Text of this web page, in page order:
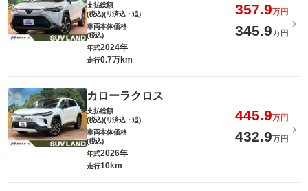
支払総額
(税込)(リ済込・追)
357.9万円
車両本体価格
(税込)
345.9万円
年式2024年
走行0.7万km
カローラクロス
支払総額
(税込)(リ済込・追)
445.9万円
車両本体価格
(税込)
432.9万円
年式2026年
走行10km